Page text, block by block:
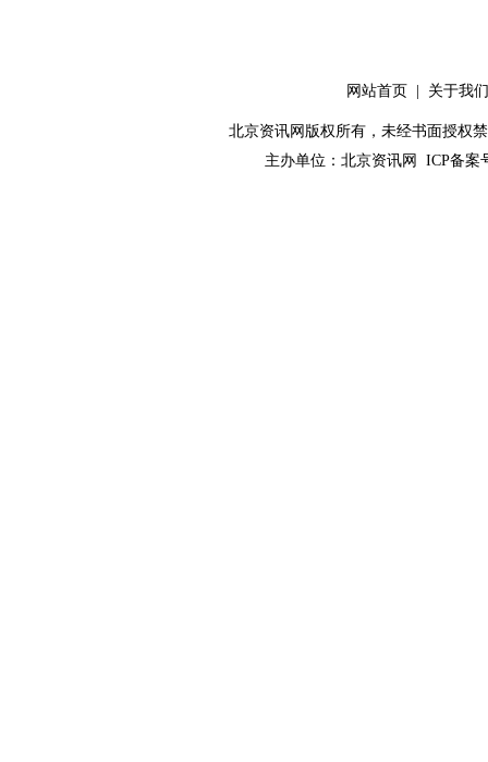
网站首页 关于我们
北京资讯网版权所有，未经书面授权
主办单位： 北京资讯网 ICP备案